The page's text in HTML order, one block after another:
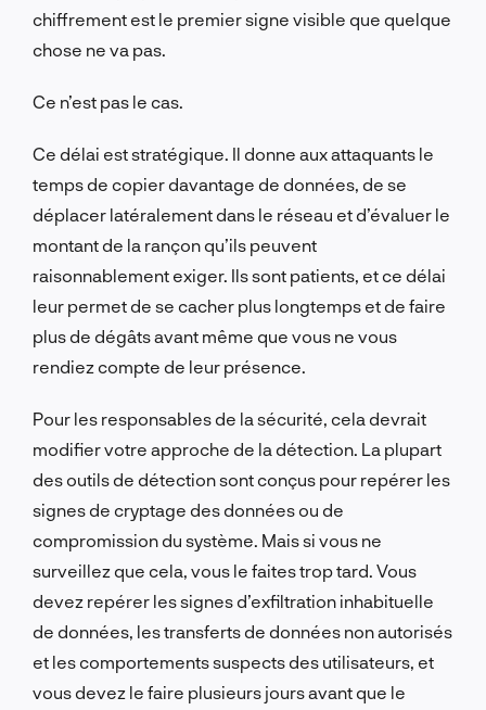
chiffrement est le premier signe visible que quelque
chose ne va pas.
Ce n’est pas le cas.
Ce délai est stratégique. Il donne aux attaquants le
temps de copier davantage de données, de se
déplacer latéralement dans le réseau et d’évaluer le
montant de la rançon qu’ils peuvent
raisonnablement exiger. Ils sont patients, et ce délai
leur permet de se cacher plus longtemps et de faire
plus de dégâts avant même que vous ne vous
rendiez compte de leur présence.
Pour les responsables de la sécurité, cela devrait
modifier votre approche de la détection. La plupart
des outils de détection sont conçus pour repérer les
signes de cryptage des données ou de
compromission du système. Mais si vous ne
surveillez que cela, vous le faites trop tard. Vous
devez repérer les signes d’exfiltration inhabituelle
de données, les transferts de données non autorisés
et les comportements suspects des utilisateurs, et
vous devez le faire plusieurs jours avant que le